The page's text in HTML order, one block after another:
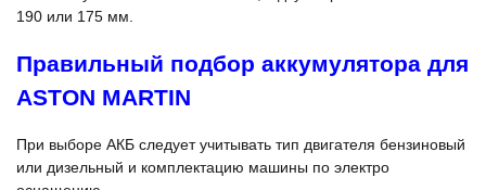
190 или 175 мм.
Правильный подбор аккумулятора для
ASTON MARTIN
При выборе АКБ следует учитывать тип двигателя бензиновый
или дизельный и комплектацию машины по электро